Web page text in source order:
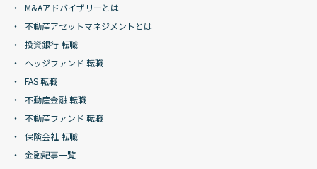
M&Aアドバイザリーとは
不動産アセットマネジメントとは
投資銀行 転職
ヘッジファンド 転職
FAS 転職
不動産金融 転職
不動産ファンド 転職
保険会社 転職
金融記事一覧